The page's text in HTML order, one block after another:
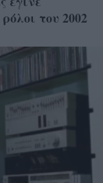
του 2002